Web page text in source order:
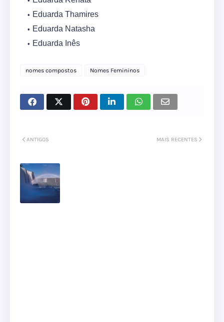
Eduarda Thamires
Eduarda Natasha
Eduarda Inês
nomes compostos Nomes Femininos
MAIS RECENTES
ANTIGOS